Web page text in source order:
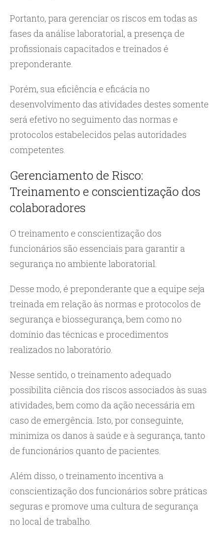
Portanto, para gerenciar os riscos em todas as
fases da análise laboratorial, a presença de
profissionais capacitados e treinados é
preponderante.
Porém, sua eficiência e eficácia no
desenvolvimento das atividades destes somente
será efetivo no seguimento das normas e
protocolos estabelecidos pelas autoridades
competentes.
Gerenciamento de Risco:
Treinamento e conscientização dos
colaboradores
O treinamento e conscientização dos
funcionários são essenciais para garantir a
segurança no ambiente laboratorial.
Desse modo, é preponderante que a equipe seja
treinada em relação às normas e protocolos de
segurança e biossegurança, bem como no
domínio das técnicas e procedimentos
realizados no laboratório.
Nesse sentido, o treinamento adequado
possibilita ciência dos riscos associados às suas
atividades, bem como da ação necessária em
caso de emergência. Isto, por conseguinte,
minimiza os danos à saúde e à segurança, tanto
de funcionários quanto de pacientes.
Além disso, o treinamento incentiva a
conscientização dos funcionários sobre práticas
seguras e promove uma cultura de segurança
no local de trabalho.